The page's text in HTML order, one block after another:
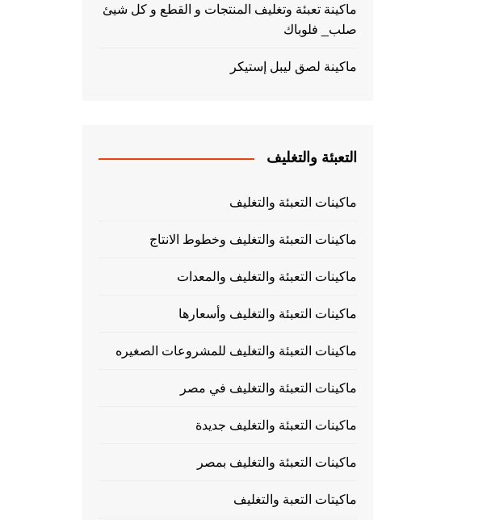
ماكينة تعبئة وتغليف المنتجات و القطع و كل شيئ
صلب_ فلوباك
ماكينة لصق ليبل إستيكر
التعبئة والتغليف
ماكينات التعبئة والتغليف
ماكينات التعبئة والتغليف وخطوط الانتاج
ماكينات التعبئة والتغليف والمعدات
ماكينات التعبئة والتغليف وأسعارها
ماكينات التعبئة والتغليف للمشروعات الصغيره
ماكينات التعبئة والتغليف في مصر
ماكينات التعبئة والتغليف جديدة
ماكينات التعبئة والتغليف بمصر
ماكيتات التعبة والتغليف